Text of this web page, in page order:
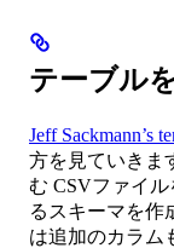
テーブル
Jeff Sackmann’s
方を見ていきま
む CSVファイ
るスキーマを作
は追加のカラム